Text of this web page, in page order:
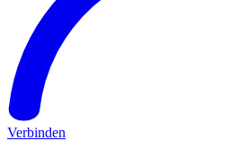
Verbinden